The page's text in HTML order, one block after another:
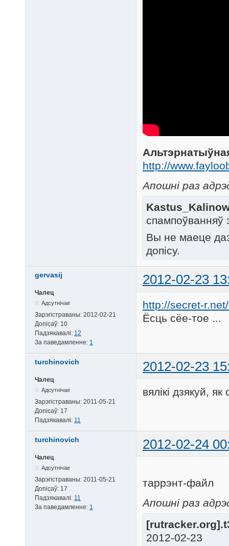
http://
Апошні раз
Вы не маеце
допісу.
gervasij 2012-02-23
Чалец
Адсутнічае
Зарэгістраваны: 2012-02-21
Допісаў: 10
Падзякавалі: 12
За паведамленне: 1
http://secret-
Ёсць сёе-тое ...
turchinovich 2012-02-23
Чалец
Адсутнічае
Зарэгістраваны: 2011-05-21
Допісаў: 17
Падзякавалі: 11
вялікі дзякуй,
turchinovich 2012-02-24
Чалец
Адсутнічае
Зарэгістраваны: 2011-05-21
Допісаў: 17
Падзякавалі: 11
За паведамленне: 1
таррэнт-файл
Апошні раз
2012-02-23